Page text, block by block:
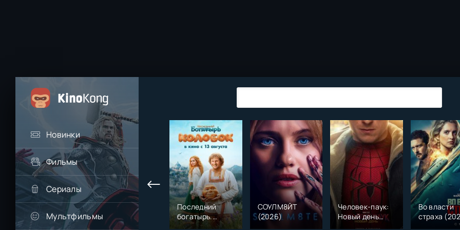
Новинки
Фильмы
Сериалы
Мультфильмы
Последний
богатырь.
Колобок (2026)
СОУЛМ8ЙТ
(2026)
Человек-паук:
Новый день
(2026)
Во власти
страха